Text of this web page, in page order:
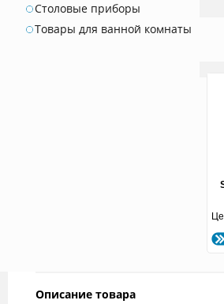
Столовые приборы
Товары для ванной комнаты
Описание товара